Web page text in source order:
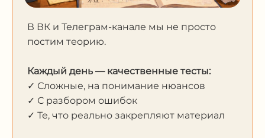
В ВК и Телеграм-канале мы не просто
постим теорию.
Каждый день — качественные тесты:
✓ Сложные, на понимание нюансов
✓ С разбором ошибок
✓ Те, что реально закрепляют материал